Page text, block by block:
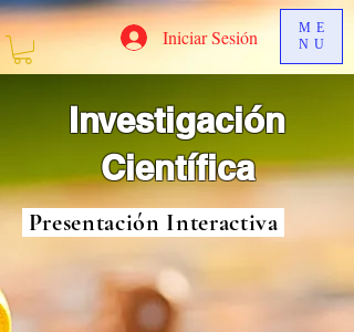
Iniciar Sesión
ME
NU
Investigación
Científica
Presentación Interactiva